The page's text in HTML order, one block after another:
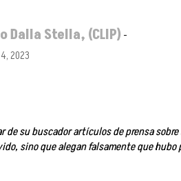
Dalla Stella, (CLIP) -
2023
de su buscador artículos de prensa
sino que alegan falsamente que